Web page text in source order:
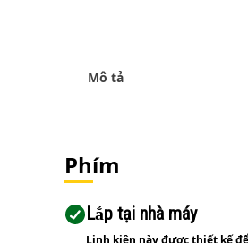
Mô tả
Phím
Lắp tại nhà máy
Linh kiện này được thiết kế